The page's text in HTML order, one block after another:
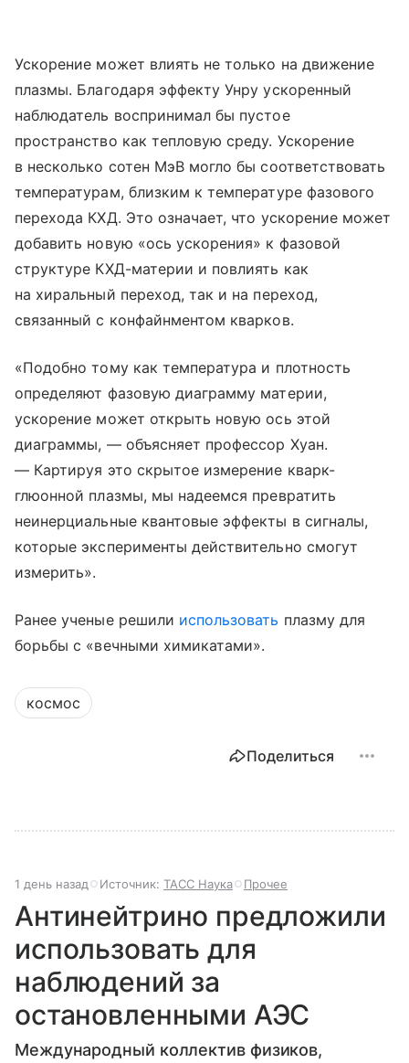
Ускорение может влиять не только на движение
плазмы. Благодаря эффекту Унру ускоренный
наблюдатель воспринимал бы пустое
пространство как тепловую среду. Ускорение
в несколько сотен МэВ могло бы соответствовать
температурам, близким к температуре фазового
перехода КХД. Это означает, что ускорение может
добавить новую «ось ускорения» к фазовой
структуре КХД-материи и повлиять как
на хиральный переход, так и на переход,
связанный с конфайнментом кварков.
«Подобно тому как температура и плотность
определяют фазовую диаграмму материи,
ускорение может открыть новую ось этой
диаграммы, — объясняет профессор Хуан.
— Картируя это скрытое измерение кварк-
глюонной плазмы, мы надеемся превратить
неинерциальные квантовые эффекты в сигналы,
которые эксперименты действительно смогут
измерить».
Ранее ученые решили использовать плазму для
борьбы с «вечными химикатами».
космос
Поделиться
1 день назад Источник: ТАСС Наука Прочее
Антинейтрино предложили
использовать для
наблюдений за
остановленными АЭС
Международный коллектив физиков,